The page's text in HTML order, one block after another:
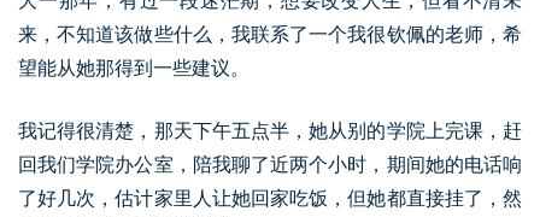
来，不知道该做些什么，我联系了一个我很钦佩的老师，希
望能从她那得到一些建议。
我记得很清楚，那天下午五点半，她从别的学院上完课，赶
回我们学院办公室，陪我聊了近两个小时，期间她的电话响
了好几次，估计家里人让她回家吃饭，但她都直接挂了，然